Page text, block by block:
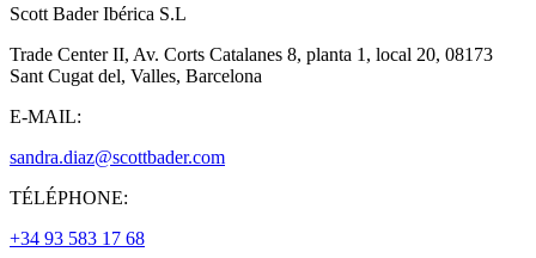
Scott Bader Ibérica S.L
Trade Center II, Av. Corts Catalanes 8, planta 1, local 20, 08173
Sant Cugat del, Valles, Barcelona
E-MAIL:
sandra.diaz@scottbader.com
TÉLÉPHONE:
+34 93 583 17 68